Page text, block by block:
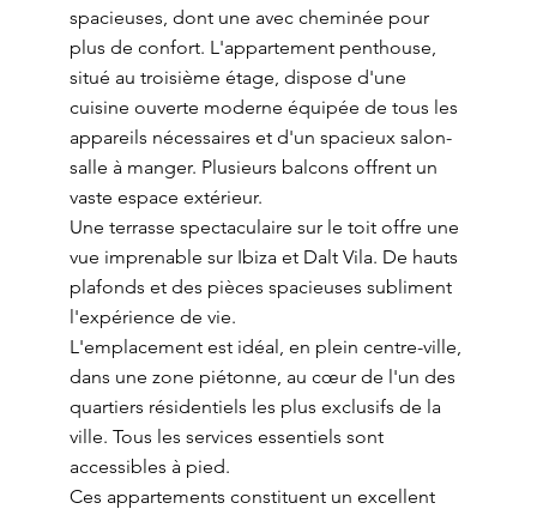
spacieuses, dont une avec cheminée pour
plus de confort. L'appartement penthouse,
situé au troisième étage, dispose d'une
cuisine ouverte moderne équipée de tous les
appareils nécessaires et d'un spacieux salon-
salle à manger. Plusieurs balcons offrent un
vaste espace extérieur.
Une terrasse spectaculaire sur le toit offre une
vue imprenable sur Ibiza et Dalt Vila. De hauts
plafonds et des pièces spacieuses subliment
l'expérience de vie.
L'emplacement est idéal, en plein centre-ville,
dans une zone piétonne, au cœur de l'un des
quartiers résidentiels les plus exclusifs de la
ville. Tous les services essentiels sont
accessibles à pied.
Ces appartements constituent un excellent